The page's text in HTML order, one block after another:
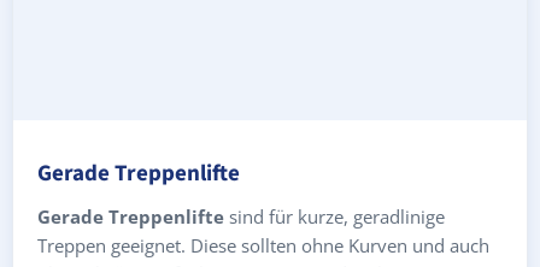
Gerade Treppenlifte
Gerade Treppenlifte sind für kurze, geradlinige
Treppen geeignet. Diese sollten ohne Kurven und auch